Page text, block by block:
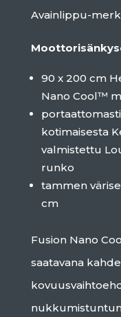
Avainlippu-
90 x 200 cm
Nano Cool™
kotimaisesta
valmistettu
runko
tammen
cm
Fusion Nano
saatavana